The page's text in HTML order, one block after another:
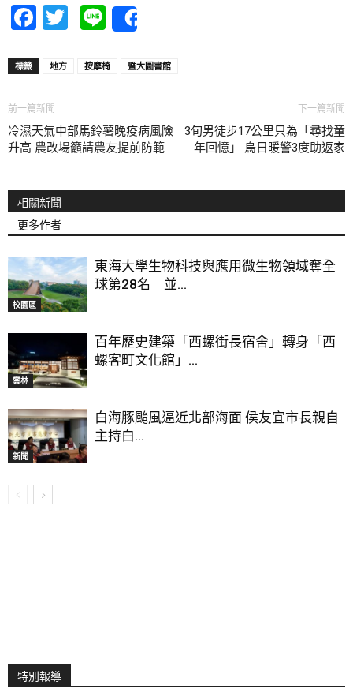
Facebook
Twitter
Line
標籤 地方 按摩椅 暨大圖書館
前一篇新聞
冷濕天氣中部馬鈴薯晚疫病風險
升高 農改場籲請農友提前防範
下一篇新聞
3旬男徒步17公里只為「尋找童
年回憶」 烏日暖警3度助返家
相關新聞
更多作者
校園區
東海大學生物科技與應用微生物領域奪全
球第28名 並...
雲林
百年歷史建築「西螺街長宿舍」轉身「西
螺客町文化館」...
新聞
白海豚颱風逼近北部海面 侯友宜市長親自
主持白...
特別報導